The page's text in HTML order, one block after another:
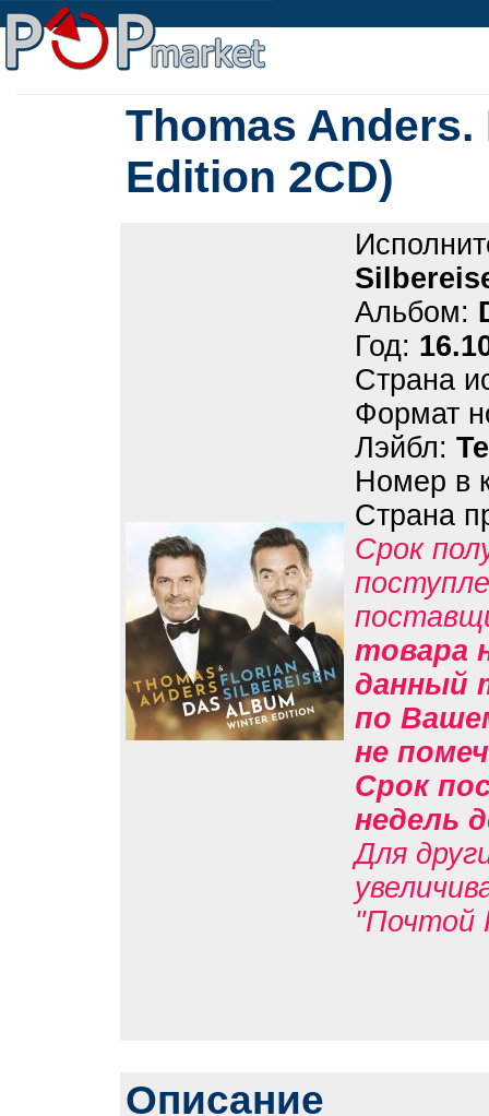
Thomas
Edition 2CD)
Альбом:
Год:
Страна
Формат
Лэйбл:
Номер в
Страна
Срок
товара
данный
по
не
Срок
недель
Для
"Почтой
Описание